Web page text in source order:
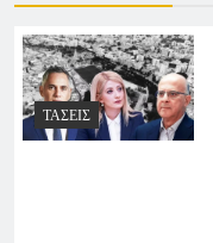
ΤΆΣΕΙΣ